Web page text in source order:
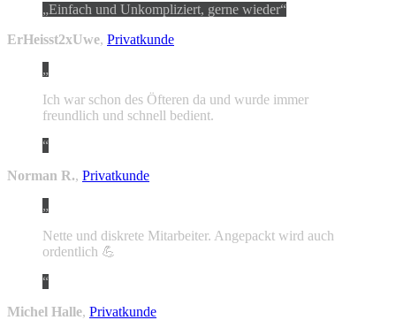
Einfach und Unkompliziert, gerne wieder
ErHeisst2xUwe, Privatkunde
Ich war schon des Öfteren da und wurde immer
freundlich und schnell bedient.
Norman R., Privatkunde
Nette und diskrete Mitarbeiter. Angepackt wird auch
ordentlich 💪
Michel Halle, Privatkunde